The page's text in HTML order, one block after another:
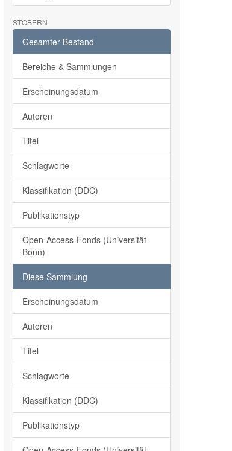
STÖBERN
Gesamter Bestand
Bereiche & Sammlungen
Erscheinungsdatum
Autoren
Titel
Schlagworte
Klassifikation (DDC)
Publikationstyp
Open-Access-Fonds (Universität
Bonn)
Diese Sammlung
Erscheinungsdatum
Autoren
Titel
Schlagworte
Klassifikation (DDC)
Publikationstyp